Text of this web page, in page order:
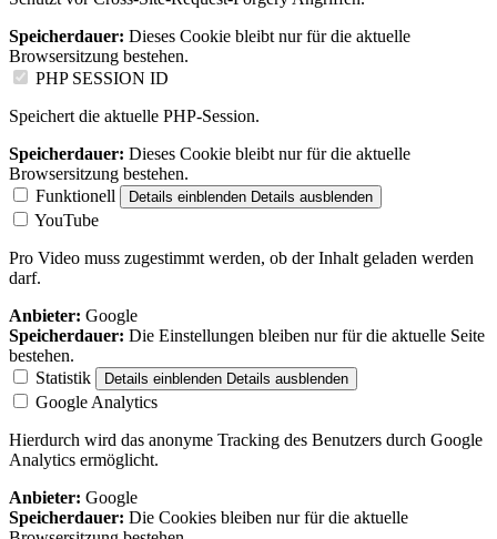
Speicherdauer: Dieses Cookie bleibt nur für die aktuelle
Browsersitzung bestehen.
PHP SESSION ID
Speichert die aktuelle PHP-Session.
Speicherdauer: Dieses Cookie bleibt nur für die aktuelle
Browsersitzung bestehen.
Funktionell
Details einblenden Details ausblenden
YouTube
Pro Video muss zugestimmt werden, ob der Inhalt geladen werden
darf.
Anbieter: Google
Speicherdauer: Die Einstellungen bleiben nur für die aktuelle Seite
bestehen.
Statistik
Details einblenden Details ausblenden
Google Analytics
Hierdurch wird das anonyme Tracking des Benutzers durch Google
Analytics ermöglicht.
Anbieter: Google
Speicherdauer: Die Cookies bleiben nur für die aktuelle